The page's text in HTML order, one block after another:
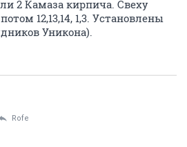
2 Камаза кирпича. Свеху
12,13,14, 1,3. Установлены
Уникона).
Rofe